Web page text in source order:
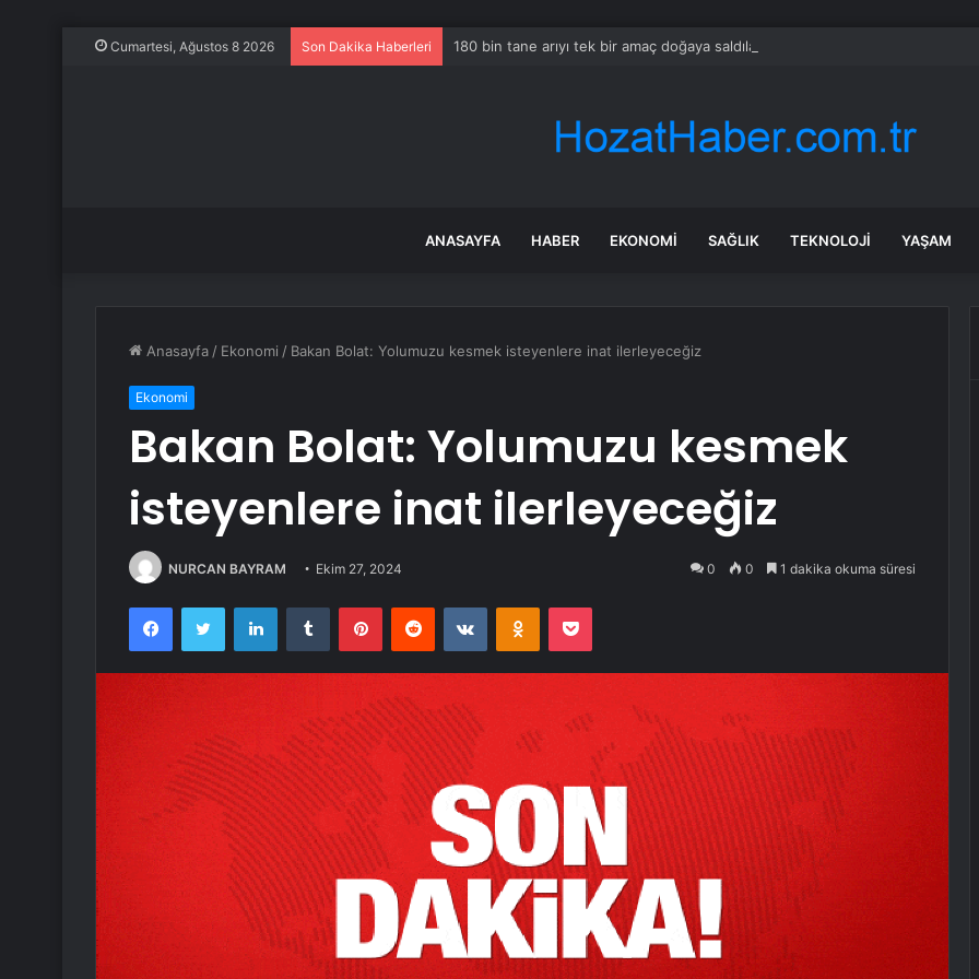
Cumartesi, Ağustos 8 2026 Son Dakika Haberleri 180 bin tane arıyı tek bir amaç doğaya saldılar
ANASAYFA HABER EKONOMI SAĞLIK TEKNOLOJI YAŞAM
Anasayfa / Ekonomi / Bakan Bolat: Yolumuzu kesmek isteyenlere inat ilerleyeceğiz
Ekonomi
Bakan Bolat: Yolumuzu kesmek
isteyenlere inat ilerleyeceğiz
NURCAN BAYRAM Ekim 27, 2024 0 0 1 dakika okuma süresi
FacebookTwitter LinkedInTumblr PinterestReddit VKontakteOdnoklassniki
Pocket